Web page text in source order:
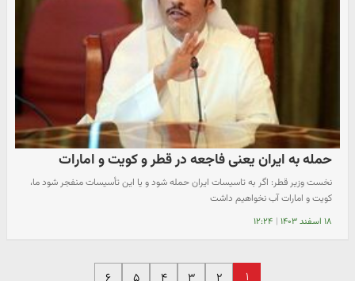
حمله به ایران یعنی فاجعه در قطر و کویت و امارات
نخست‌ وزیر قطر: اگر به تاسیسات ایران حمله شود و یا این تأسیسات منفجر شود ما،
کویت و امارات آب نخواهیم داشت
۱۸ اسفند ۱۴۰۳ | ۱۲:۲۴